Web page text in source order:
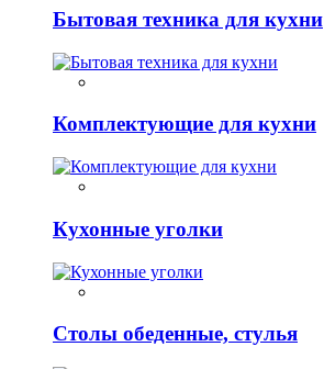
Бытовая техника для кухни
Комплектующие для кухни
Кухонные уголки
Столы обеденные, стулья